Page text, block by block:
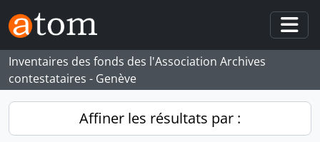
Skip to main content
Inventaires des fonds des l'Association Archives
contestataires - Genève
Affiner les résultats par :